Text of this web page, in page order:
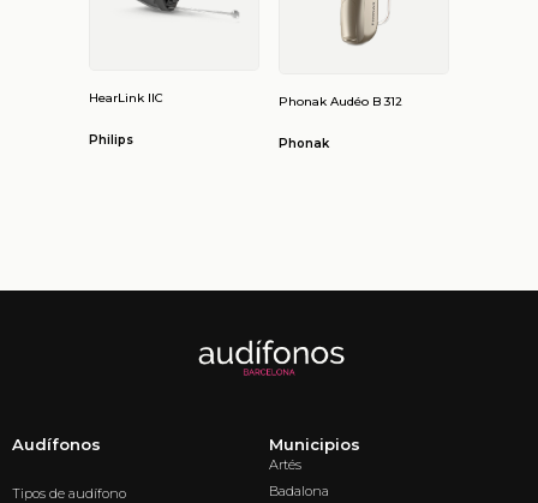
HearLink IIC
Philips
Phonak Audéo B 312
Phonak
Audífonos
Tipos de audífono
Municipios
Artés
Badalona